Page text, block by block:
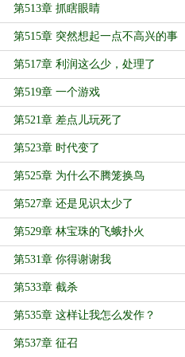
第513章 抓瞎眼睛
第515章 突然想起一点不高兴的事
第517章 利润这么少，处理了
第519章 一个游戏
第521章 差点儿玩死了
第523章 时代变了
第525章 为什么不腾笼换鸟
第527章 还是见识太少了
第529章 林宝珠的飞蛾扑火
第531章 你得谢谢我
第533章 截杀
第535章 这样让我怎么发作？
第537章 征召